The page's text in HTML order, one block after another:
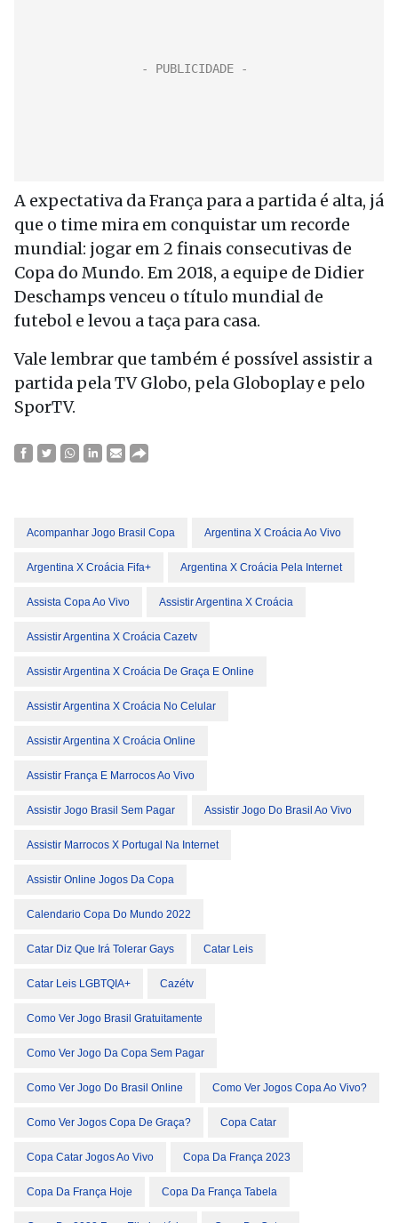
A expectativa da França para a partida é alta, já
que o time mira em conquistar um recorde
mundial: jogar em 2 finais consecutivas de
Copa do Mundo. Em 2018, a equipe de Didier
Deschamps venceu o título mundial de
futebol e levou a taça para casa.
Vale lembrar que também é possível assistir a
partida pela TV Globo, pela Globoplay e pelo
SporTV.
Acompanhar Jogo Brasil Copa Argentina X Croácia Ao Vivo
Argentina X Croácia Fifa+ Argentina X Croácia Pela Internet
Assista Copa Ao Vivo Assistir Argentina X Croácia
Assistir Argentina X Croácia Cazetv
Assistir Argentina X Croácia De Graça E Online
Assistir Argentina X Croácia No Celular
Assistir Argentina X Croácia Online
Assistir França E Marrocos Ao Vivo
Assistir Jogo Brasil Sem Pagar Assistir Jogo Do Brasil Ao Vivo
Assistir Marrocos X Portugal Na Internet
Assistir Online Jogos Da Copa
Calendario Copa Do Mundo 2022
Catar Diz Que Irá Tolerar Gays Catar Leis
Catar Leis LGBTQIA+ Cazétv
Como Ver Jogo Brasil Gratuitamente
Como Ver Jogo Da Copa Sem Pagar
Como Ver Jogo Do Brasil Online Como Ver Jogos Copa Ao Vivo?
Como Ver Jogos Copa De Graça? Copa Catar
Copa Catar Jogos Ao Vivo Copa Da França 2023
Copa Da França Hoje Copa Da França Tabela